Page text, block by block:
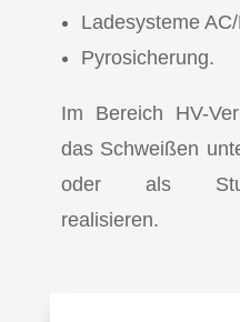
Ladesysteme
Pyrosicherung.
Im Bereich HV-
das Schweißen
oder als
realisieren.